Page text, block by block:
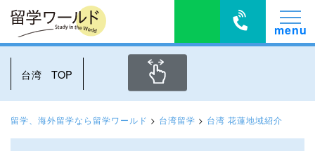
台湾 TOP
留学、海外留学なら留学ワールド > 台湾留学 > 台湾 花蓮地域紹介